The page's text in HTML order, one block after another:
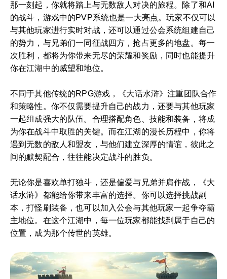
那一刻起，你就将踏上与无数敌人对决的旅程。除了和AI
的战斗，游戏中的PVP系统也是一大亮点。玩家不仅可以
与其他玩家进行实时对战，还可以通过公会系统组建自己
的势力，与兄弟们一同征战四方，抢占更多的地盘。每一
次胜利，都将为你带来无尽的荣耀和奖励，同时也能提升
你在江湖中的威望和地位。
不同于其他传统的RPG游戏，《大话水浒》注重团队合作
和策略性。你不仅需要提升自己的战力，还要与其他玩家
一起组成强大的队伍。合理搭配角色、技能和装备，将成
为你在战斗中取胜的关键。而在江湖的漫长历程中，你将
遇到无数的敌人和盟友，与他们建立深厚的情谊，彼此之
间的默契配合，往往能决定战斗的胜负。
无论你是喜欢单打独斗，还是偏爱与兄弟并肩作战，《大
话水浒》都能给你带来丰富的选择。你可以选择挑战副
本，打怪刷装备，也可以加入公会与其他玩家一起争夺霸
主地位。在这个江湖中，每一位玩家都能找到属于自己的
位置，成为那个传世的英雄。